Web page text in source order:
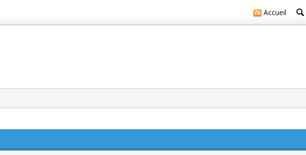
Accueil